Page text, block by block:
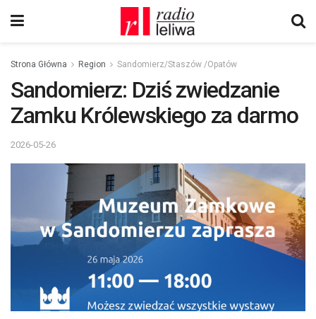
Strona Główna Region Sandomierz/Staszów /Opatów
Sandomierz: Dziś zwiedzanie
Zamku Królewskiego za darmo
2026-05-26